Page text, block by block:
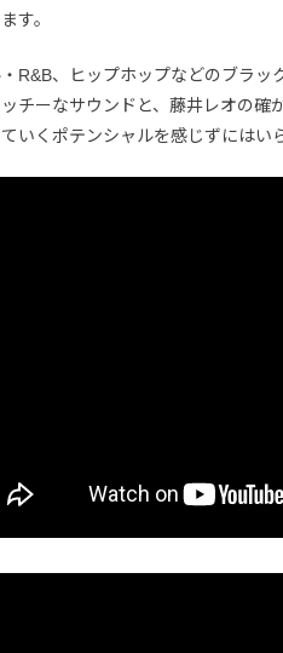
す。
R&B、ヒップホップなどのブラ
チーなサウンドと、藤井レオの確
いくポテンシャルを感じずにはい